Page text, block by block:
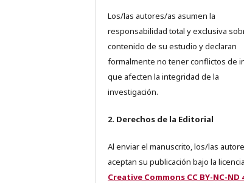
Los/las autores/as asumen la
responsabilidad total y exclusiva
contenido de su estudio y declaran
formalmente no tener conflictos de
que afecten la integridad de la
investigación.
2. Derechos de la Editorial
Al enviar el manuscrito, los/las
aceptan su publicación bajo la licencia
Creative Commons CC BY-NC-ND